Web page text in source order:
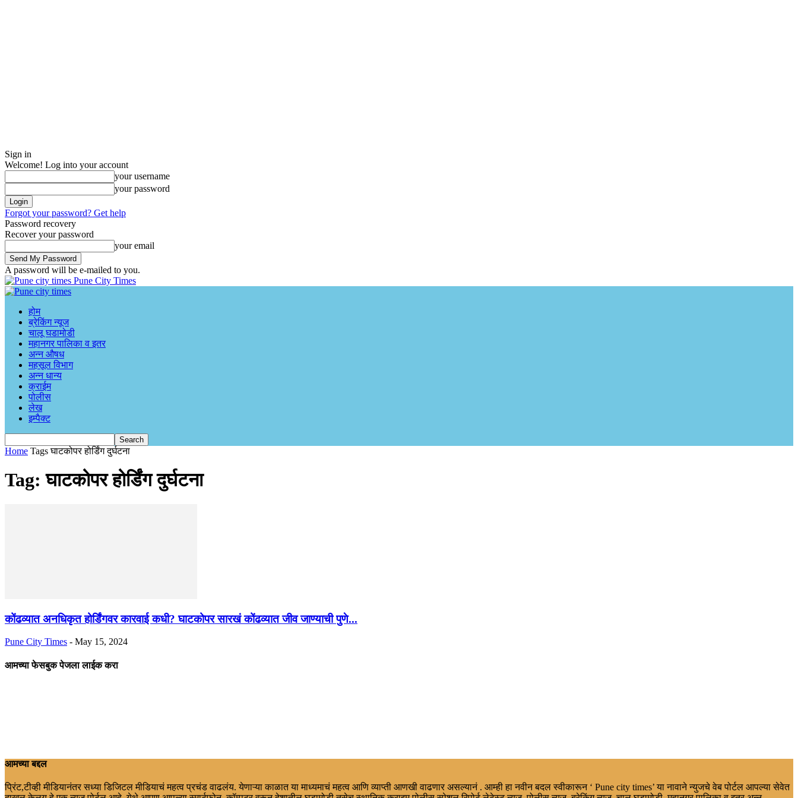
Sign in
Welcome! Log into your account
your username
your password
Forgot your password? Get help
Password recovery
Recover your password
your email
A password will be e-mailed to you.
Pune City Times
होम
ब्रेकिंग न्यूज
चालू घडामोडी
महानगर पालिका व इतर
अन्न औषध
महसूल विभाग
अन्न धान्य
क्राईम
पोलीस
लेख
इम्पैक्ट
Home Tags घाटकोपर होर्डिंग दुर्घटना
Tag: घाटकोपर होर्डिंग दुर्घटना
कोंढव्यात अनधिकृत होर्डिंगवर कारवाई कधी? घाटकोपर सारखं कोंढव्यात जीव जाण्याची पुणे...
Pune City Times - May 15, 2024
आमच्या फेसबुक पेजला लाईक करा
आमच्या बद्दल
प्रिंट,टीव्ही मीडियानंतर सध्या डिजिटल मीडियाचं महत्व प्रचंड वाढलंय. येणाऱ्या काळात या माध्यमाचं महत्व आणि व्याप्ती आणखी वाढणार असल्यानं . आम्ही हा नवीन बदल स्वीकारून ‘ Pune city times’ या नावाने न्युजचे वेब पोर्टल आपल्या सेवेत